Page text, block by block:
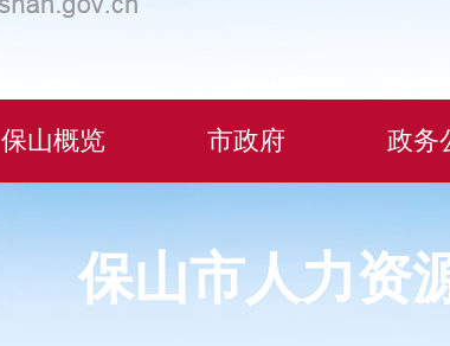
保山概览 市政府 政务
保山市人力资